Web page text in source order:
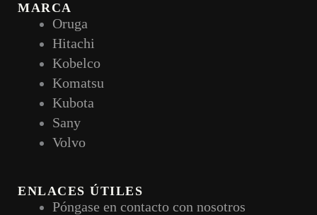
MARCA
Oruga
Hitachi
Kobelco
Komatsu
Kubota
Sany
Volvo
ENLACES ÚTILES
Póngase en contacto con nosotros